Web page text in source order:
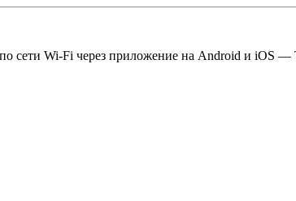
Wi-Fi через приложение на Android и iOS —